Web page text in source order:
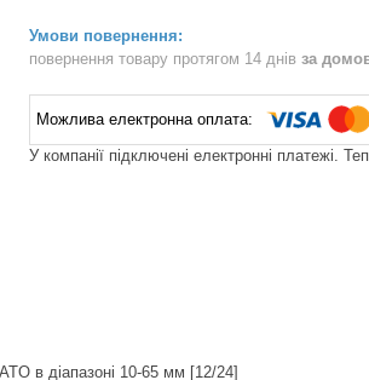
повернення товару протягом 14 днів за
У компанії підключені електронні платежі.
в діапазоні 10-65 мм [12/24]